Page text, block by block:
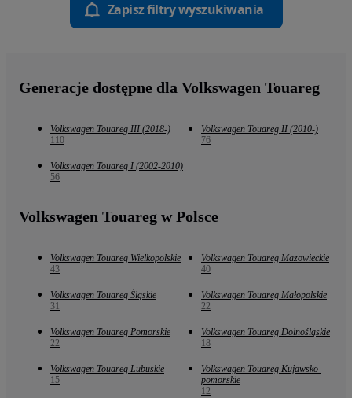
Zapisz filtry wyszukiwania
Generacje dostępne dla Volkswagen Touareg
Volkswagen Touareg III (2018-)
110
Volkswagen Touareg II (2010-)
76
Volkswagen Touareg I (2002-2010)
56
Volkswagen Touareg w Polsce
Volkswagen Touareg Wielkopolskie
43
Volkswagen Touareg Mazowieckie
40
Volkswagen Touareg Śląskie
31
Volkswagen Touareg Małopolskie
22
Volkswagen Touareg Pomorskie
22
Volkswagen Touareg Dolnośląskie
18
Volkswagen Touareg Lubuskie
15
Volkswagen Touareg Kujawsko-
pomorskie
12